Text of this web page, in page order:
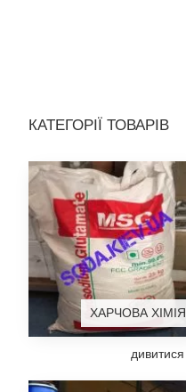
КАТЕГОРІЇ ТОВАРІВ
ХАРЧОВА ХІМІЯ
дивитися